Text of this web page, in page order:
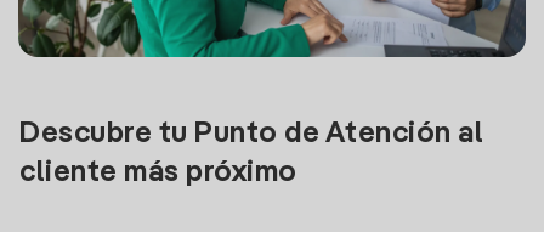
Descubre tu Punto de Atención al
cliente más próximo